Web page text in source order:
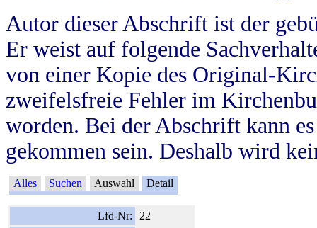
Autor dieser Abschrift ist der
Er weist auf folgende
von einer Kopie des Original-
zweifelsfreie Fehler im
worden. Bei der Abschrift kann
gekommen sein. Deshalb wird
Alles Suchen Auswahl Detail
Lfd-Nr:
22